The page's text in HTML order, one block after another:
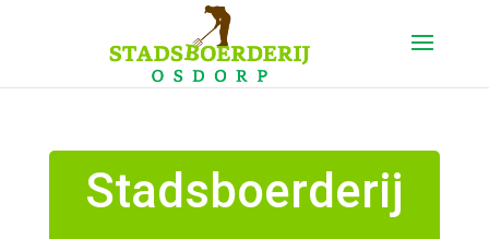
Stadsboerderij